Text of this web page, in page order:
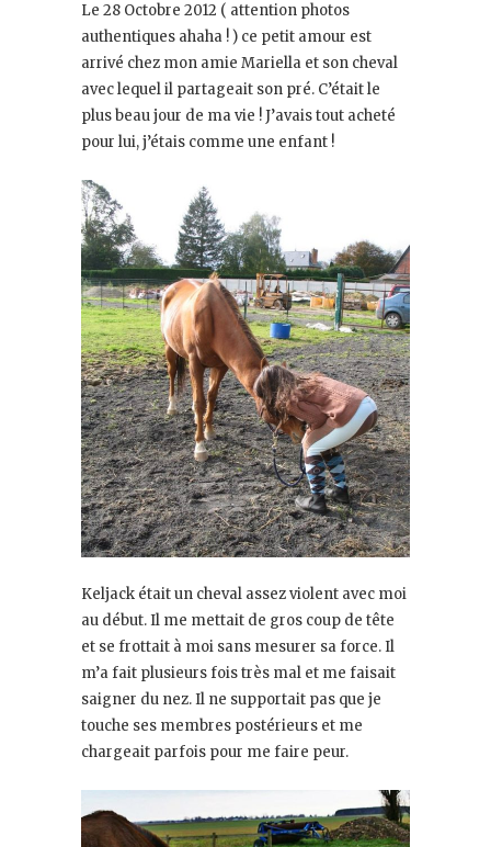
Le 28 Octobre 2012 ( attention photos
authentiques ahaha ! ) ce petit amour est
arrivé chez mon amie Mariella et son cheval
avec lequel il partageait son pré. C’était le
plus beau jour de ma vie ! J’avais tout acheté
pour lui, j’étais comme une enfant !
Keljack était un cheval assez violent avec moi
au début. Il me mettait de gros coup de tête
et se frottait à moi sans mesurer sa force. Il
m’a fait plusieurs fois très mal et me faisait
saigner du nez. Il ne supportait pas que je
touche ses membres postérieurs et me
chargeait parfois pour me faire peur.